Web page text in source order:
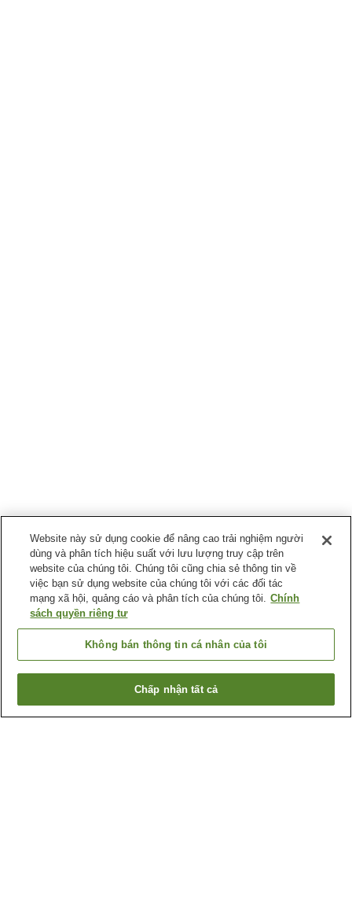
Quay lại trang trước
Website này sử dụng cookie để nâng cao trải nghiệm người
dùng và phân tích hiệu suất với lưu lượng truy cập trên
website của chúng tôi. Chúng tôi cũng chia sẻ thông tin về
việc bạn sử dụng website của chúng tôi với các đối tác
mạng xã hội, quảng cáo và phân tích của chúng tôi. Chính
sách quyền riêng tư
Không bán thông tin cá nhân của tôi
Chấp nhận tất cả